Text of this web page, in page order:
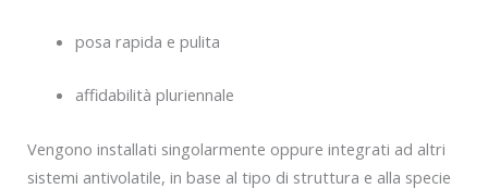
posa rapida e pulita
affidabilità pluriennale
Vengono installati singolarmente oppure integrati ad altri
sistemi antivolatile, in base al tipo di struttura e alla specie